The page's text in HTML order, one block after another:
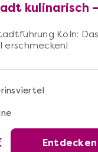
kulinarisch
Köln: Das
erschmecken!
Entdecken